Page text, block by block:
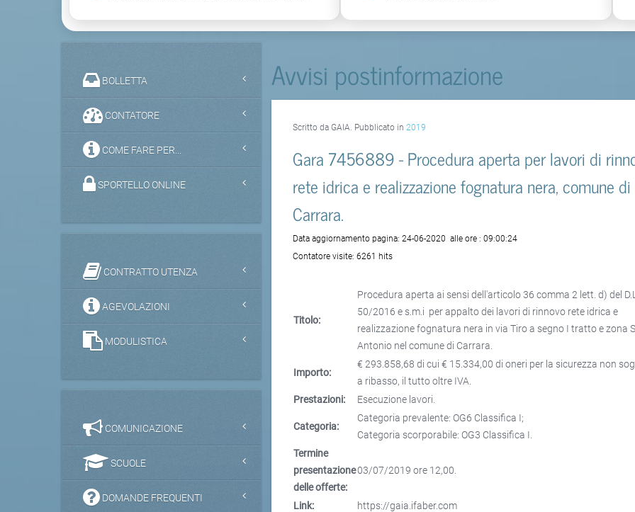
Avvisi postinformazione
Scritto da GAIA. Pubblicato in2019
Gara 7456889 - Procedura aperta per lavori di
rete idrica e realizzazione fognatura nera, comune di
Carrara.
Data aggiornamento pagina:24-06-2020 alle ore :09:00:24
Contatore visite:6261 hits
Titolo:
Procedura aperta ai sensi dell'articolo 36 comma 2 lett. d) del
50/2016 e s.m.i per appalto dei lavori di rinnovo rete idrica e
realizzazione fognatura nera in via Tiro a segno I tratto e zona
Antonio nel comune di Carrara.
Importo:
€ 293.858,68 di cui € 15.334,00 di oneri per la sicurezza non
a ribasso, il tutto oltre IVA.
Prestazioni:
Esecuzione lavori.
Categoria:
Categoria prevalente: OG6 Classifica I;
Categoria scorporabile: OG3 Classifica I.
Termine
presentazione
delle offerte:
03/07/2019 ore 12,00.
Link:
https://gaia.ifaber.com
BOLLETTA
CONTATORE
COME FARE PER...
SPORTELLO ONLINE
CONTRATTO UTENZA
AGEVOLAZIONI
MODULISTICA
COMUNICAZIONE
SCUOLE
DOMANDE FREQUENTI